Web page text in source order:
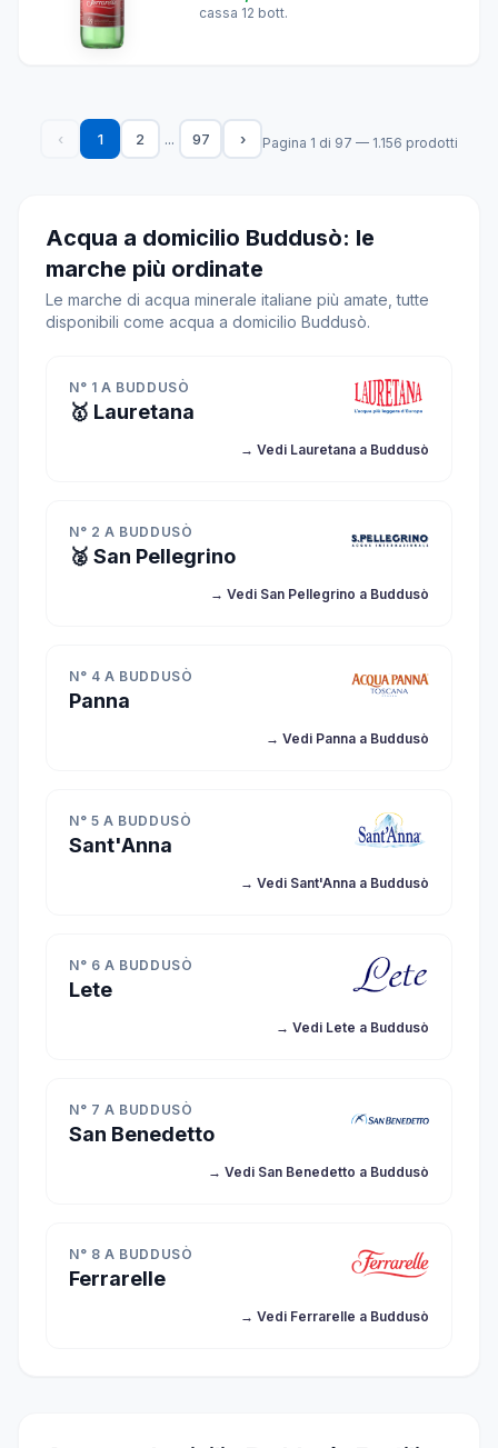
cassa 12 bott.
‹ 1 2 ... 97 › Pagina 1 di 97 — 1.156 prodotti
Acqua a domicilio Buddusò: le
marche più ordinate
Le marche di acqua minerale italiane più amate, tutte
disponibili come acqua a domicilio Buddusò.
N° 1 A BUDDUSÒ
🥇 Lauretana
→ Vedi Lauretana a Buddusò
N° 2 A BUDDUSÒ
🥈 San Pellegrino
→ Vedi San Pellegrino a Buddusò
N° 4 A BUDDUSÒ
Panna
→ Vedi Panna a Buddusò
N° 5 A BUDDUSÒ
Sant'Anna
→ Vedi Sant'Anna a Buddusò
N° 6 A BUDDUSÒ
Lete
→ Vedi Lete a Buddusò
N° 7 A BUDDUSÒ
San Benedetto
→ Vedi San Benedetto a Buddusò
N° 8 A BUDDUSÒ
Ferrarelle
→ Vedi Ferrarelle a Buddusò